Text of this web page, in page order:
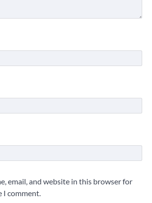
email, and website in this browser for
I comment.